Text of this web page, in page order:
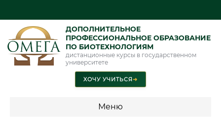
ДОПОЛНИТЕЛЬНОЕ
ПРОФЕССИОНАЛЬНОЕ ОБРАЗОВАНИЕ
ПО БИОТЕХНОЛОГИЯМ
дистанционные курсы в государственном
университете
ХОЧУ УЧИТЬСЯ➜
Меню